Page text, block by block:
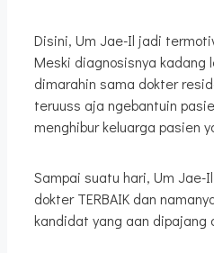
Disini, Um Jae-Il jadi
Meski diagnosisnya kadang
dimarahin sama dokter
teruuss aja ngebantuin
menghibur keluarga pasien
Sampai suatu hari, Um Jae-
dokter TERBAIK dan
kandidat yang aan dipajang